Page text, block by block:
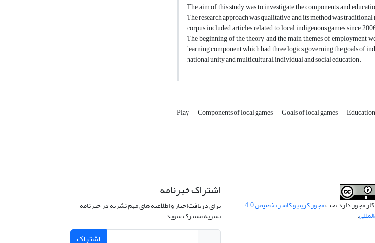
The aim of this study was to investigate the components and
The research approach was qualitative and its method was
corpus included articles related to local indigenous games since
The beginning of the theory and the main themes of employment
learning component which had three logics governing the goals of
national unity and multicultural, individual and social education.
Play Components of local games Goals of local games
کار مجوز دارد تحت مجوز کریتیو کامنز تخصیص 4.0
.
اشتراک خبرنامه
برای دریافت اخبار و اطلاعیه های مهم نشریه در خبرنامه
نشریه مشترک شوید.
اشتراک